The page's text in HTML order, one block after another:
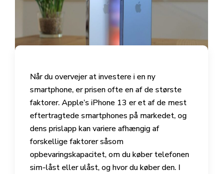
Når du overvejer at investere i en ny
smartphone, er prisen ofte en af de største
faktorer. Apple’s iPhone 13 er et af de mest
eftertragtede smartphones på markedet, og
dens prislapp kan variere afhængig af
forskellige faktorer såsom
opbevaringskapacitet, om du køber telefonen
sim-låst eller ulåst, og hvor du køber den. I